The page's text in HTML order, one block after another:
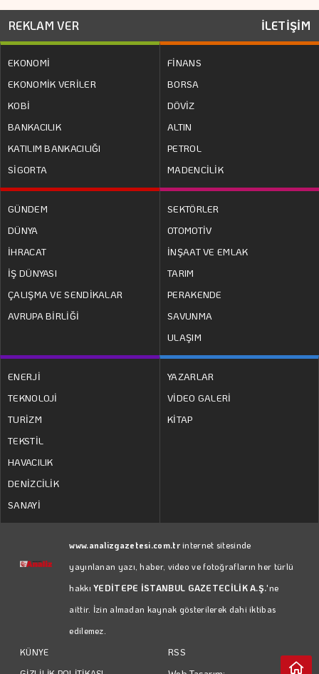
REKLAM VER İLETİŞİM
EKONOMİ
EKONOMİK VERİLER
KOBİ
BANKACILIK
KATILIM BANKACILIĞI
SİGORTA
FİNANS
BORSA
DÖVİZ
ALTIN
PETROL
MADENCİLİK
GÜNDEM
DÜNYA
İHRACAT
İŞ DÜNYASI
ÇALIŞMA VE SENDİKALAR
AVRUPA BİRLİĞİ
SEKTÖRLER
OTOMOTİV
İNŞAAT VE EMLAK
TARIM
PERAKENDE
SAVUNMA
ULAŞIM
ENERJİ
TEKNOLOJİ
TURİZM
TEKSTİL
HAVACILIK
DENİZCİLİK
SANAYİ
YAZARLAR
VİDEO GALERİ
KİTAP
www.analizgazetesi.com.trinternet sitesinde
yayınlanan yazı, haber, video ve fotoğrafların her türlü
hakkıYEDİTEPE İSTANBUL GAZETECİLİK A.Ş.'ne
aittir. İzin almadan kaynak gösterilerek dahi iktibas
edilemez.
KÜNYE
RSS